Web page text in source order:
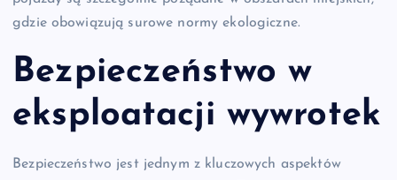
gdzie obowiązują surowe normy ekologiczne.
Bezpieczeństwo w
eksploatacji wywrotek
Bezpieczeństwo jest jednym z kluczowych aspektów